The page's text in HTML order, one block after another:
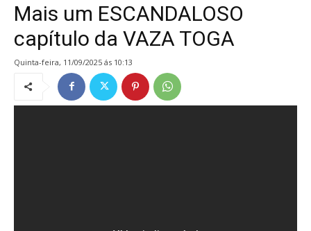
Mais um ESCANDALOSO
capítulo da VAZA TOGA
quinta-feira, 11/09/2025 ás 10:13